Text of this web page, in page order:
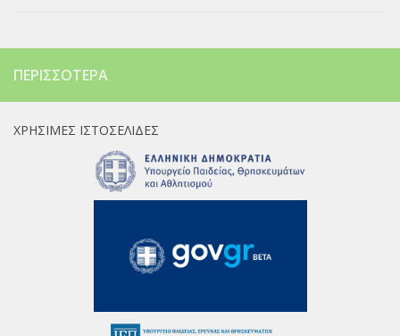
ΠΕΡΙΣΣΌΤΕΡΑ
ΧΡΉΣΙΜΕΣ ΙΣΤΟΣΕΛΊΔΕΣ